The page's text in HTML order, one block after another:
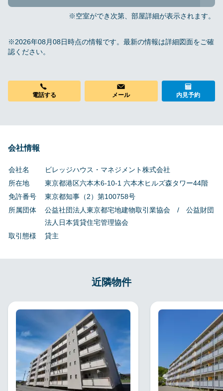
※空室ができ次第、部屋詳細が表示されます。
※2026年08月08日時点の情報です。最新の情報は詳細図面をご確
認ください。
電話する メール 内見予約
会社情報
会社名
ビレッジハウス・マネジメント株式会社
所在地
東京都港区六本木6-10-1 六本木ヒルズ森タワー44階
免許番号
東京都知事（2）第100758号
所属団体
公益社団法人東京都宅地建物取引業協会 / 公益財団
法人日本賃貸住宅管理協会
取引態様
貸主
近隣物件